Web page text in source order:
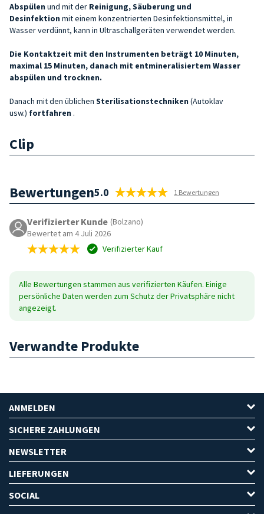
Abspülen und mit der Reinigung, Säuberung und
Desinfektion mit einem konzentrierten Desinfektionsmittel, in
Wasser verdünnt, kann in Ultraschallgeräten verwendet werden.
Die Kontaktzeit mit den Instrumenten beträgt 10 Minuten,
maximal 15 Minuten, danach mit entmineralisiertem Wasser
abspülen und trocknen.
Danach mit den üblichen Sterilisationstechniken (Autoklav
usw.) fortfahren .
Clip
Bewertungen5.0 1 Bewertungen
Verifizierter Kunde (Bolzano)
Bewertet am 4 Juli 2026
Verifizierter Kauf
Alle Bewertungen stammen aus verifizierten Käufen. Einige
persönliche Daten werden zum Schutz der Privatsphäre nicht
angezeigt.
Verwandte Produkte
ANMELDEN
SICHERE ZAHLUNGEN
NEWSLETTER
LIEFERUNGEN
SOCIAL